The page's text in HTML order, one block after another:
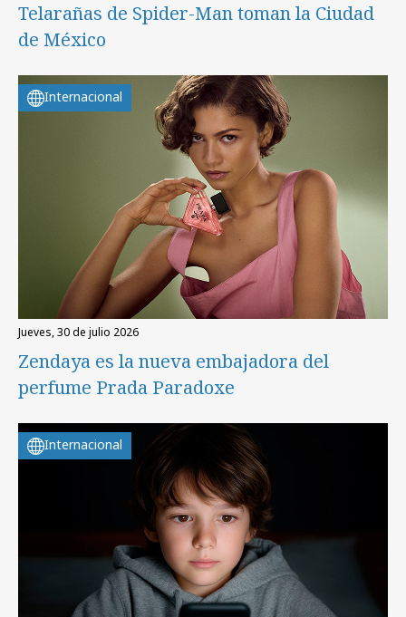
Telarañas de Spider-Man toman la Ciudad
de México
Internacional
jueves, 30 de julio 2026
Zendaya es la nueva embajadora del
perfume Prada Paradoxe
Internacional